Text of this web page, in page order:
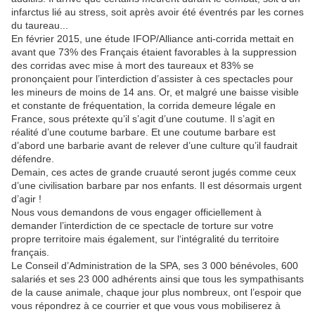
infarctus lié au stress, soit après avoir été éventrés par les cornes
du taureau...
En février 2015, une étude IFOP/Alliance anti-corrida mettait en
avant que 73% des Français étaient favorables à la suppression
des corridas avec mise à mort des taureaux et 83% se
prononçaient pour l’interdiction d’assister à ces spectacles pour
les mineurs de moins de 14 ans. Or, et malgré une baisse visible
et constante de fréquentation, la corrida demeure légale en
France, sous prétexte qu’il s’agit d’une coutume. Il s’agit en
réalité d’une coutume barbare. Et une coutume barbare est
d’abord une barbarie avant de relever d’une culture qu’il faudrait
défendre.
Demain, ces actes de grande cruauté seront jugés comme ceux
d’une civilisation barbare par nos enfants. Il est désormais urgent
d’agir !
Nous vous demandons de vous engager officiellement à
demander l’interdiction de ce spectacle de torture sur votre
propre territoire mais également, sur l‘intégralité du territoire
français.
Le Conseil d’Administration de la SPA, ses 3 000 bénévoles, 600
salariés et ses 23 000 adhérents ainsi que tous les sympathisants
de la cause animale, chaque jour plus nombreux, ont l’espoir que
vous répondrez à ce courrier et que vous vous mobiliserez à